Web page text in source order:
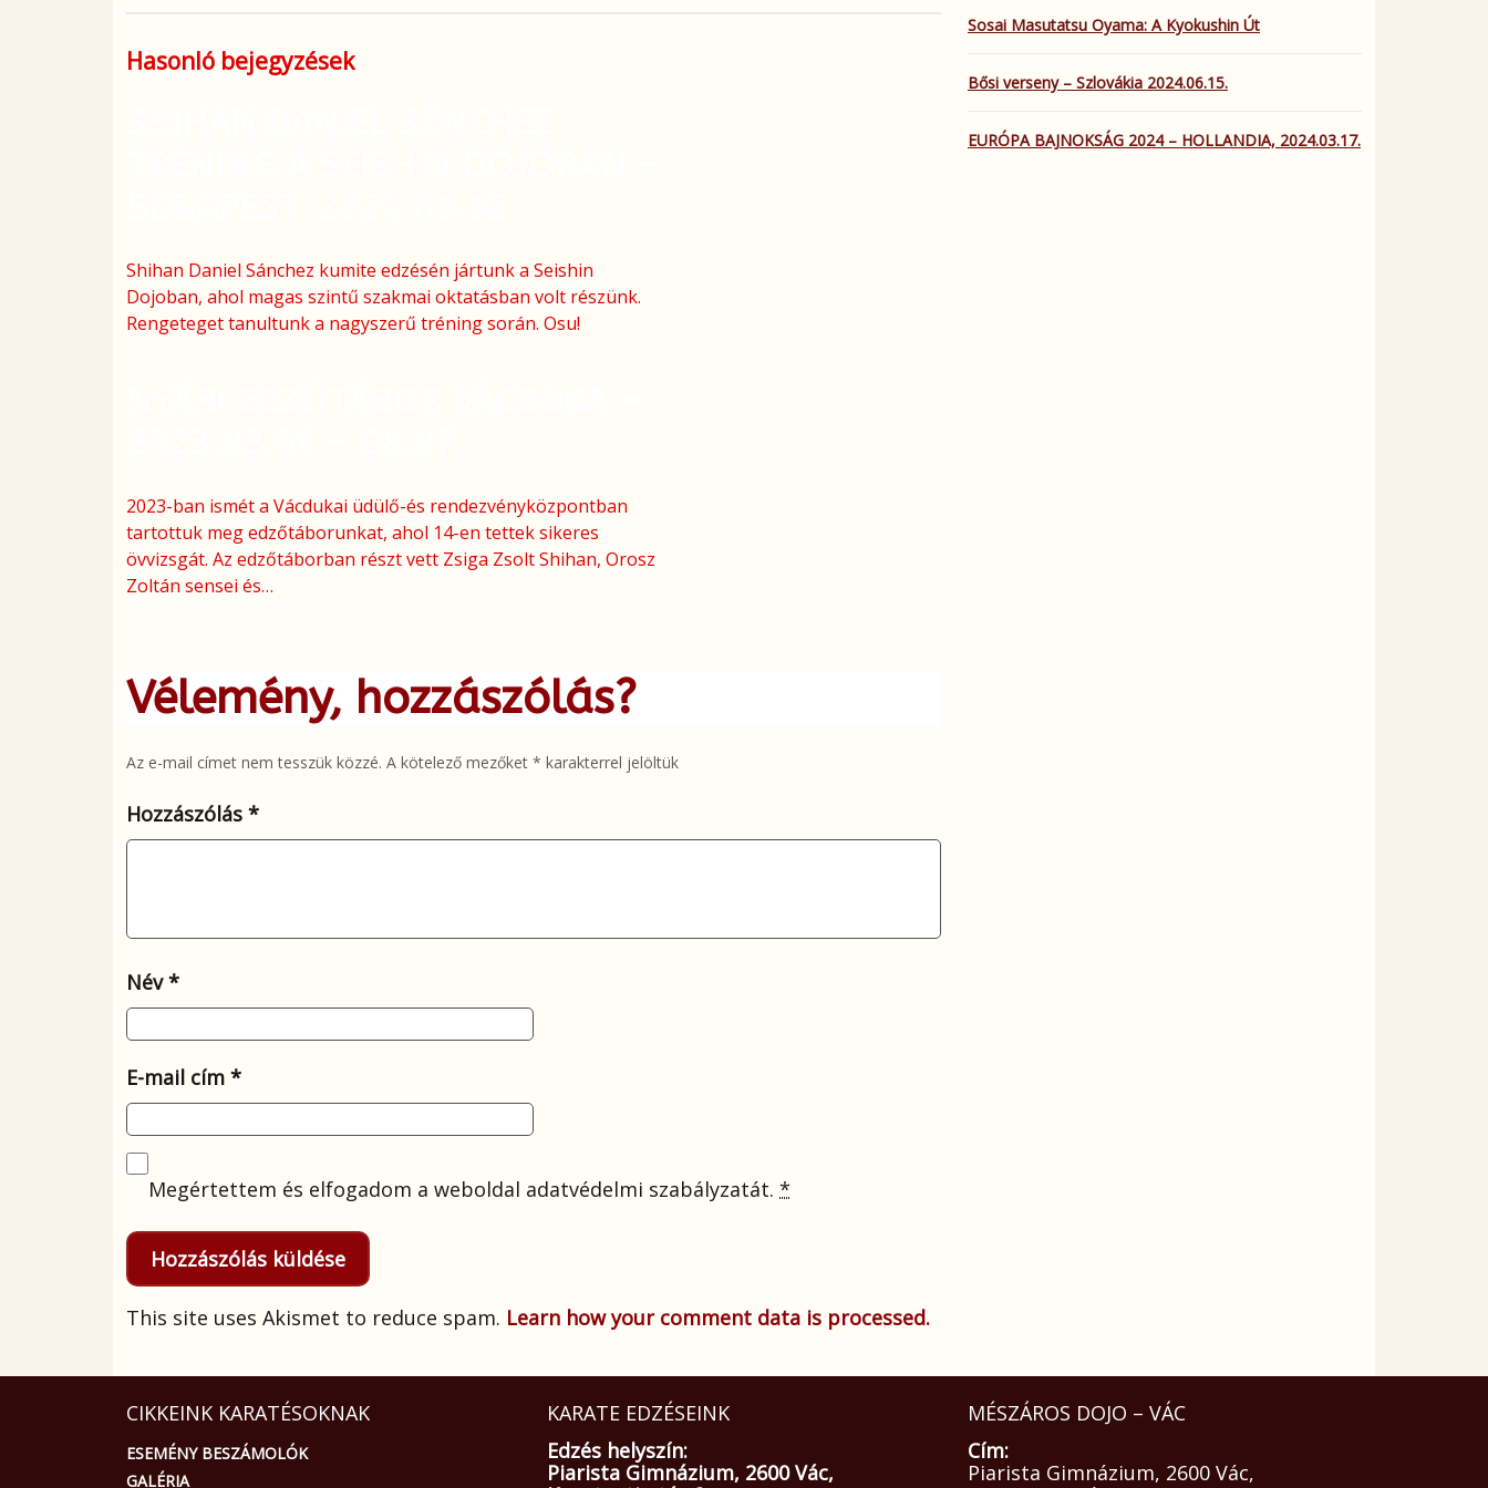
Hasonló bejegyzések
Shihan Daniel Sánchez kumite edzésén jártunk a Seishin
Dojoban, ahol magas szintű szakmai oktatásban volt részünk.
Rengeteget tanultunk a nagyszerű tréning során. Osu!
2023-ban ismét a Vácdukai üdülő-és rendezvényközpontban
tartottuk meg edzőtáborunkat, ahol 14-en tettek sikeres
övvizsgát. Az edzőtáborban részt vett Zsiga Zsolt Shihan, Orosz
Zoltán sensei és…
Vélemény, hozzászólás?
Az e-mail címet nem tesszük közzé. A kötelező mezőket * karakterrel jelöltük
Hozzászólás *
Név*
E-mail cím *
Megértettem és elfogadom a weboldal adatvédelmi szabályzatát. *
This site uses Akismet to reduce spam. Learn how your comment data is processed.
Sosai Masutatsu Oyama: A Kyokushin Út
Bősi verseny – Szlovákia 2024.06.15.
EURÓPA BAJNOKSÁG 2024 – HOLLANDIA, 2024.03.17.
CIKKEINK KARATÉSOKNAK
ESEMÉNY BESZÁMOLÓK
GALÉRIA
KARATE EDZÉSEINK
Edzés helyszín:
Piarista Gimnázium, 2600 Vác,
MÉSZÁROS DOJO – VÁC
Cím:
Piarista Gimnázium, 2600 Vác,